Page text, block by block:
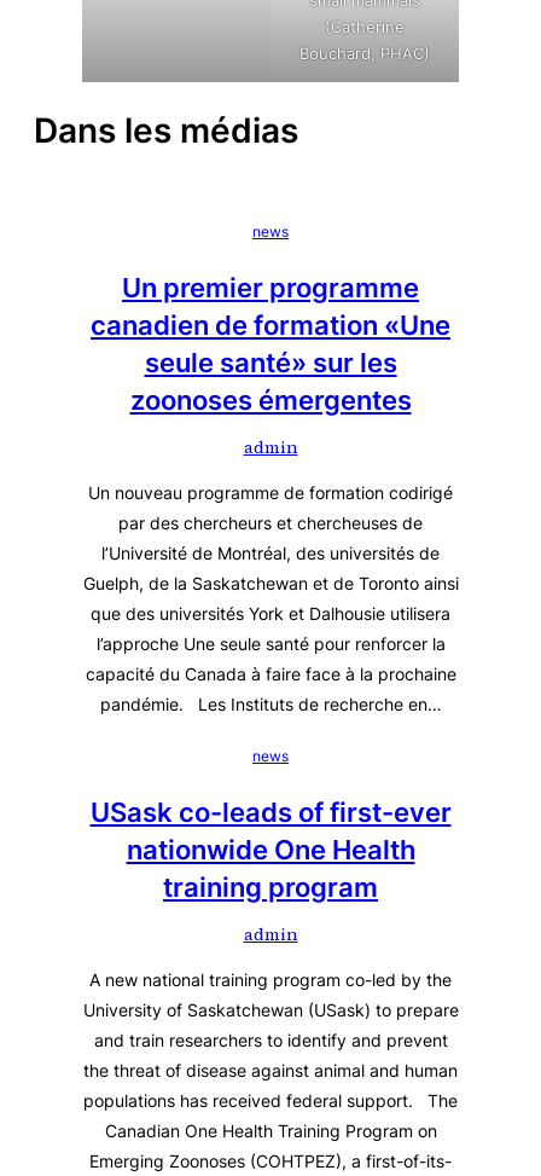
(Catherine
Bouchard, PHAC)
Dans les médias
news
Un premier programme
canadien de formation «Une
seule santé» sur les
zoonoses émergentes
admin
Un nouveau programme de formation codirigé
par des chercheurs et chercheuses de
l’Université de Montréal, des universités de
Guelph, de la Saskatchewan et de Toronto ainsi
que des universités York et Dalhousie utilisera
l’approche Une seule santé pour renforcer la
capacité du Canada à faire face à la prochaine
pandémie. Les Instituts de recherche en…
news
USask co-leads of first-ever
nationwide One Health
training program
admin
A new national training program co-led by the
University of Saskatchewan (USask) to prepare
and train researchers to identify and prevent
the threat of disease against animal and human
populations has received federal support. The
Canadian One Health Training Program on
Emerging Zoonoses (COHTPEZ), a first-of-its-